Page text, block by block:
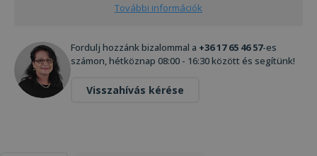
További információk
Fordulj hozzánk bizalommal a +36 17 65 46 57-es
számon, hétköznap 08:00 - 16:30 között és segítünk!
Visszahívás kérése